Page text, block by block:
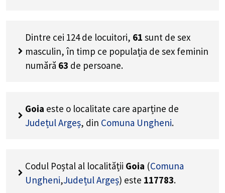
Dintre cei 124 de locuitori, 61 sunt de sex
masculin, în timp ce populația de sex feminin
numără 63 de persoane.
Goia este o localitate care aparține de
Județul Argeș, din Comuna Ungheni.
Codul Poștal al localității Goia (Comuna
Ungheni,Județul Argeș) este 117783.